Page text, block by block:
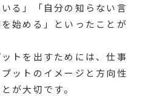
る」「自分の知らない言
始める」といったことが
トを出すためには、仕事
ットのイメージと方向性
が大切です。